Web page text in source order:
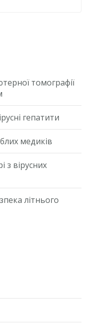
томографії
гепатити
медиків
з вірусних
літнього